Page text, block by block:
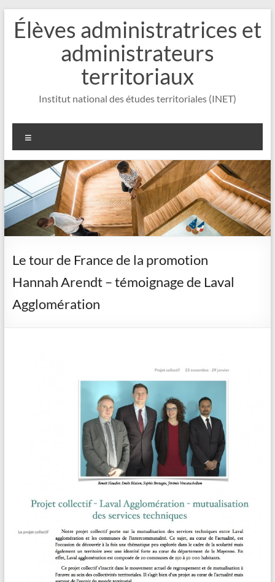
Aller
contenu
Élèves administratrices et
administrateurs
territoriaux
Institut national des études territoriales (INET)
Le tour de France de la promotion
Hannah Arendt – témoignage de Laval
Agglomération